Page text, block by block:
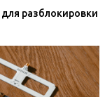
для разблокировки